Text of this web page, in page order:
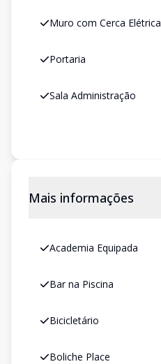
Muro com Cerca Elétrica
Portaria
Sala Administração
Mais informações
Academia Equipada
Bar na Piscina
Bicicletário
Boliche Place